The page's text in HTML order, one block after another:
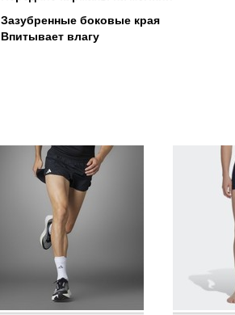
Зазубренные боковые края
Впитывает влагу